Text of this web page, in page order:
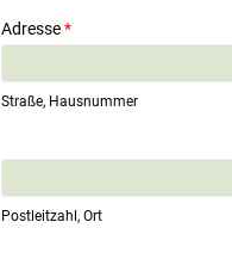
Adresse*
Straße, Hausnummer
nPostleitzahl, Ort